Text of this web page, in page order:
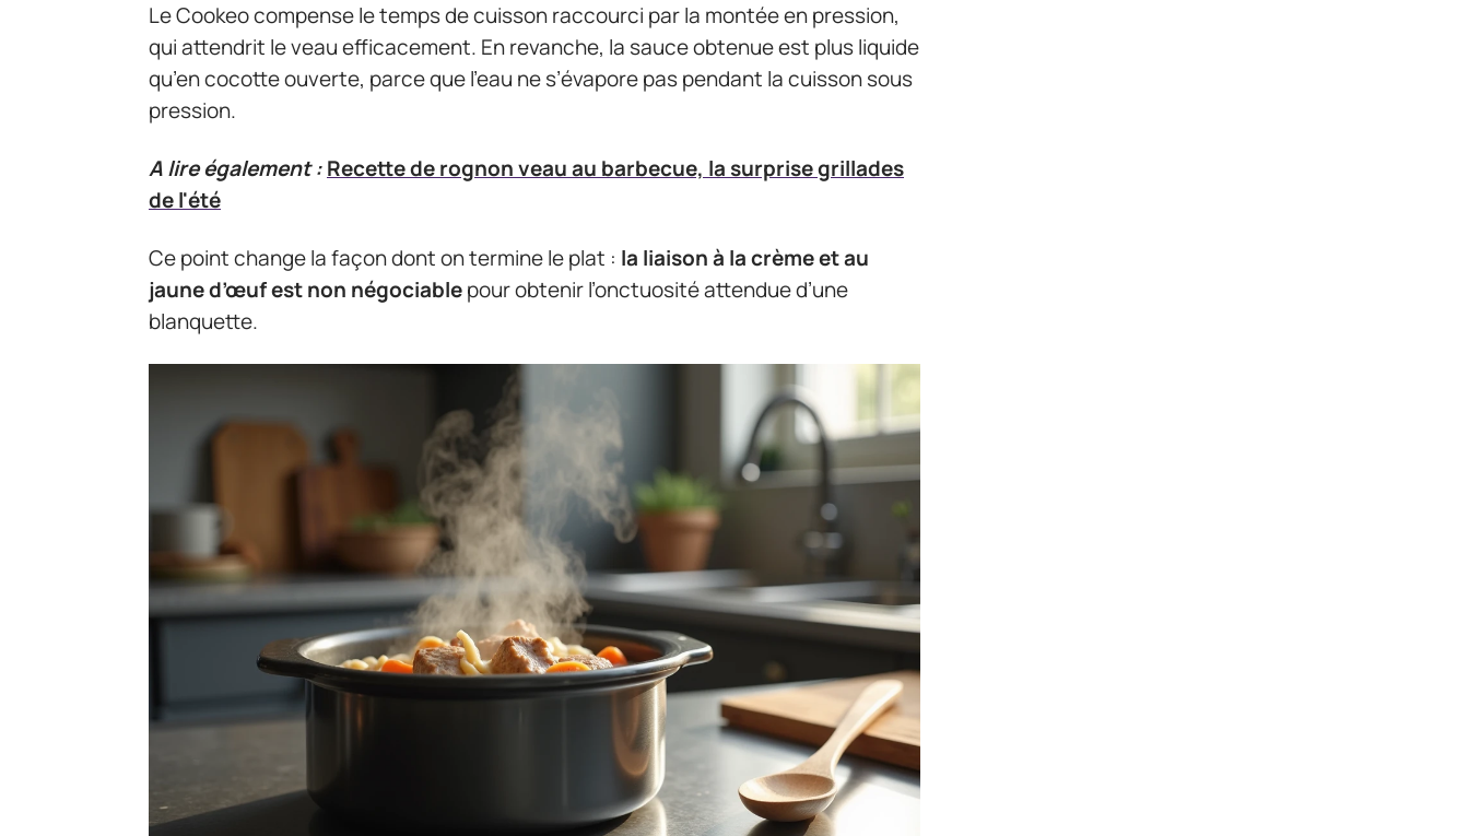
Le Cookeo compense le temps de cuisson raccourci par la montée en pression,
qui attendrit le veau efficacement. En revanche, la sauce obtenue est plus liquide
qu’en cocotte ouverte, parce que l’eau ne s’évapore pas pendant la cuisson sous
pression.
A lire également :Recette de rognon veau au barbecue, la surprise grillades
de l'été
Ce point change la façon dont on termine le plat : la liaison à la crème et au
jaune d’œuf est non négociablepour obtenir l’onctuosité attendue d’une
blanquette.